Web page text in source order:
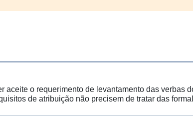
aceite o requerimento de levantamento das verbas
de atribuição não precisem de tratar das